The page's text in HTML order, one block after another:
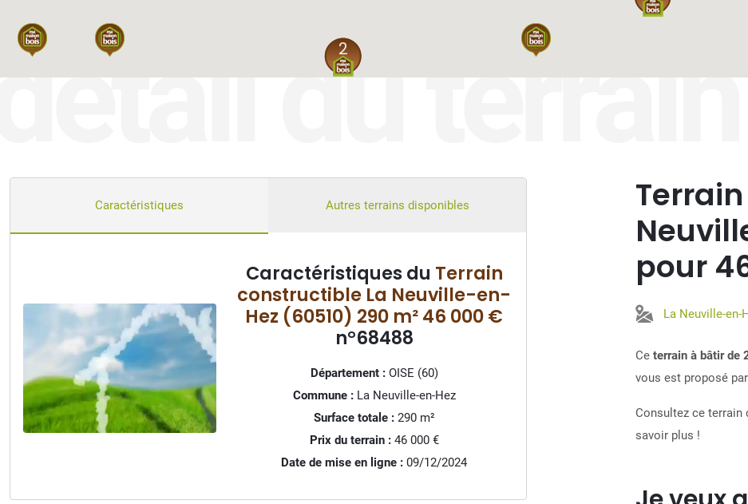
2
du terrain
pour
La Neuville-en-
Ce terrain à bâtir de
vous est proposé
Consultez ce
savoir plus !
Caractéristiques Autres terrains disponibles
Caractéristiques du Terrain
constructible La Neuville-en-
Hez (60510) 290 m² 46 000 €
n°68488
Département :OISE (60)
Commune :La Neuville-en-Hez
Surface totale : 290 m²
Prix du terrain :46 000 €
Date de mise en ligne : 09/12/2024